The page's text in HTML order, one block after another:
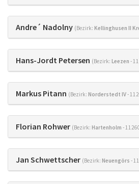
Andre´ Nadolny (Bezirk: Kellinghusen II
Hans-Jordt Petersen (Bezirk: Leezen -
Markus Pitann (Bezirk: Norderstedt IV-
Florian Rohwer (Bezirk: Hartenholm -
Jan Schwettscher (Bezirk: Neuengörs -